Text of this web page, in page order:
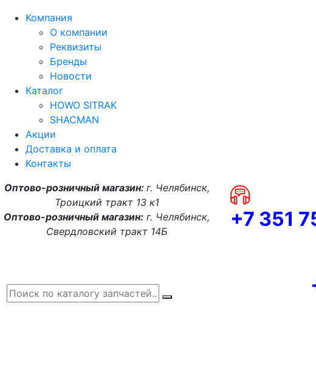
Компания
О компании
Реквизиты
Бренды
Новости
Каталог
HOWO SITRAK
SHACMAN
Акции
Доставка и оплата
Контакты
Оптово-розничный магазин: г. Челябинск,
Троицкий тракт 13 к1
Оптово-розничный магазин: г. Челябинск,
Свердловский тракт 14Б
+7 351